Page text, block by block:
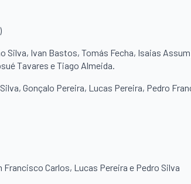
Silva, Ivan Bastos, Tomás Fecha, Isaias
Tavares e Tiago Almeida.
Gonçalo Pereira, Lucas Pereira, Pedro
Carlos, Lucas Pereira e Pedro Silva